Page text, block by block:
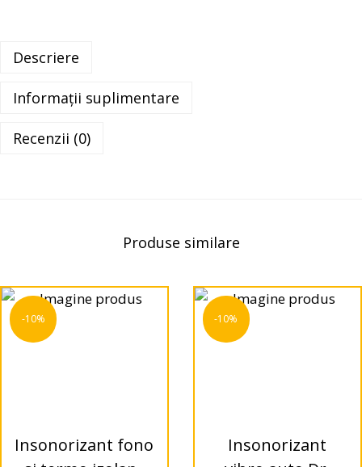
Descriere
Informații suplimentare
Recenzii (0)
Produse similare
-10%
Insonorizant fono
-10%
Insonorizant